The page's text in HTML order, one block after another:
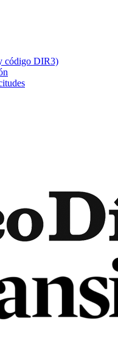
código DIR3)